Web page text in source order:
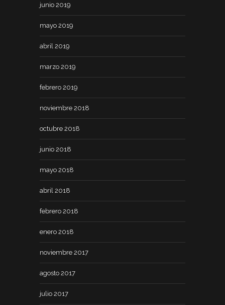
junio 2019
mayo 2019
abril 2019
marzo 2019
febrero 2019
noviembre 2018
octubre 2018
junio 2018
mayo 2018
abril 2018
febrero 2018
enero 2018
noviembre 2017
agosto 2017
julio 2017